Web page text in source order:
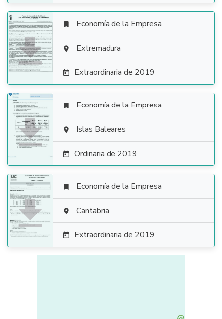

 Economía de la Empresa
 Extremadura
 Extraordinaria de 2019

 Economía de la Empresa
 Islas Baleares
 Ordinaria de 2019

 Economía de la Empresa
 Cantabria
 Extraordinaria de 2019